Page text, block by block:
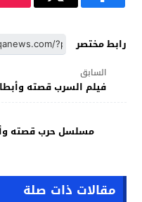
رابط مختصر
السابق
فيلم السرب قصته
مسلسل حرب قصته
مقالات ذات صلة